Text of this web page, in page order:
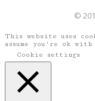
©
This website uses
assume you're ok
Cookie settings